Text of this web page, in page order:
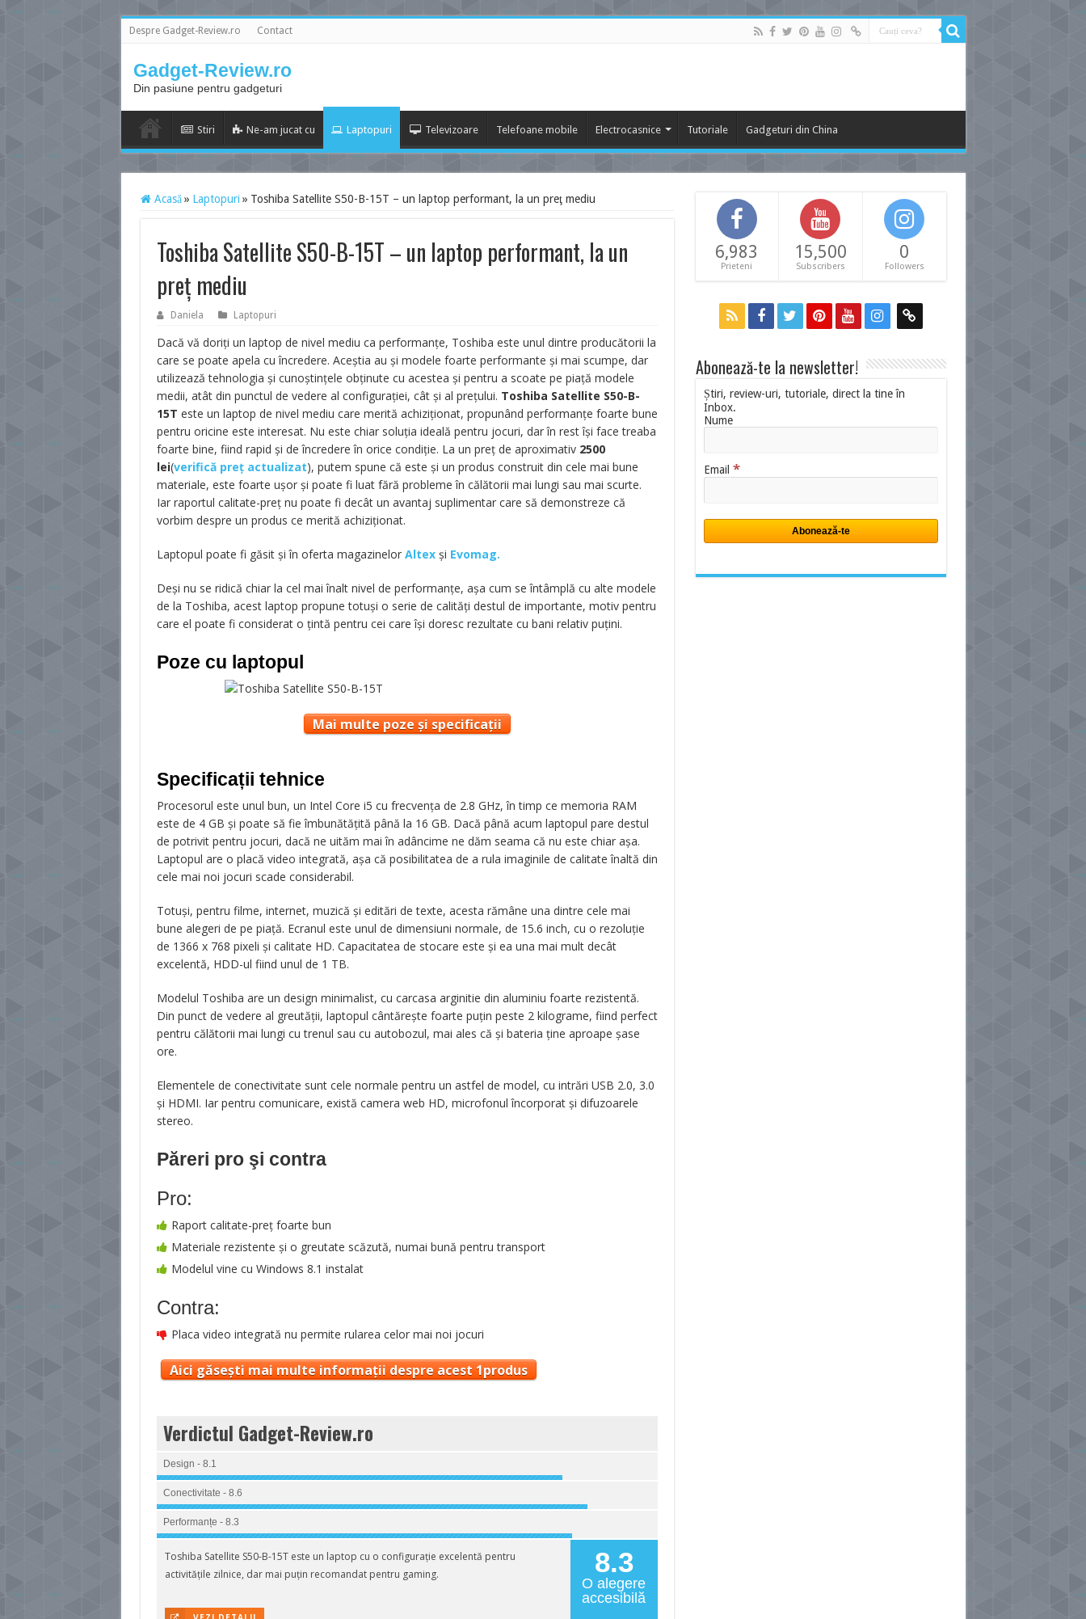
Despre Gadget-Review.ro Contact
Gadget-Review.ro
Din pasiune pentru gadgeturi
Stiri Ne-am jucat cu Laptopuri Televizoare Telefoane mobile Electrocasnice Tutoriale Gadgeturi din China
Acasă » Laptopuri » Toshiba Satellite S50-B-15T – un laptop performant, la un preţ mediu
Toshiba Satellite S50-B-15T – un laptop performant, la un
preţ mediu
Daniela Laptopuri
Dacă vă doriţi un laptop de nivel mediu ca performanţe, Toshiba este unul dintre producătorii la
care se poate apela cu încredere. Aceştia au şi modele foarte performante şi mai scumpe, dar
utilizează tehnologia şi cunoştinţele obţinute cu acestea şi pentru a scoate pe piaţă modele
medii, atât din punctul de vedere al configuraţiei, cât şi al preţului. Toshiba Satellite S50-B-
15T este un laptop de nivel mediu care merită achiziţionat, propunând performanţe foarte bune
pentru oricine este interesat. Nu este chiar soluţia ideală pentru jocuri, dar în rest îşi face treaba
foarte bine, fiind rapid şi de încredere în orice condiţie. La un preț de aproximativ 2500
lei(verifică preț actualizat), putem spune că este şi un produs construit din cele mai bune
materiale, este foarte uşor şi poate fi luat fără probleme în călătorii mai lungi sau mai scurte.
Iar raportul calitate-preţ nu poate fi decât un avantaj suplimentar care să demonstreze că
vorbim despre un produs ce merită achiziţionat.
Laptopul poate fi găsit și în oferta magazinelor Altexși Evomag.
Deşi nu se ridică chiar la cel mai înalt nivel de performanţe, aşa cum se întâmplă cu alte modele
de la Toshiba, acest laptop propune totuşi o serie de calităţi destul de importante, motiv pentru
care el poate fi considerat o ţintă pentru cei care îşi doresc rezultate cu bani relativ puţini.
Poze cu laptopul
Mai multe poze și specificații
Specificații tehnice
Procesorul este unul bun, un Intel Core i5 cu frecvenţa de 2.8 GHz, în timp ce memoria RAM
este de 4 GB şi poate să fie îmbunătăţită până la 16 GB. Dacă până acum laptopul pare destul
de potrivit pentru jocuri, dacă ne uităm mai în adâncime ne dăm seama că nu este chiar aşa.
Laptopul are o placă video integrată, aşa că posibilitatea de a rula imaginile de calitate înaltă din
cele mai noi jocuri scade considerabil.
Totuşi, pentru filme, internet, muzică şi editări de texte, acesta rămâne una dintre cele mai
bune alegeri de pe piaţă. Ecranul este unul de dimensiuni normale, de 15.6 inch, cu o rezoluţie
de 1366 x 768 pixeli şi calitate HD. Capacitatea de stocare este şi ea una mai mult decât
excelentă, HDD-ul fiind unul de 1 TB.
Modelul Toshiba are un design minimalist, cu carcasa arginitie din aluminiu foarte rezistentă.
Din punct de vedere al greutăţii, laptopul cântăreşte foarte puţin peste 2 kilograme, fiind perfect
pentru călătorii mai lungi cu trenul sau cu autobozul, mai ales că şi bateria ţine aproape şase
ore.
Elementele de conectivitate sunt cele normale pentru un astfel de model, cu intrări USB 2.0, 3.0
şi HDMI. Iar pentru comunicare, există camera web HD, microfonul încorporat şi difuzoarele
stereo.
Păreri pro şi contra
Pro:
Raport calitate-preţ foarte bun
Materiale rezistente şi o greutate scăzută, numai bună pentru transport
Modelul vine cu Windows 8.1 instalat
Contra:
Placa video integrată nu permite rularea celor mai noi jocuri
Aici găsești mai multe informații despre acest 1produs
Verdictul Gadget-Review.ro
Design - 8.1
Conectivitate - 8.6
Performanțe - 8.3
8.3
O alegere
accesibilă
Toshiba Satellite S50-B-15T este un laptop cu o configurație excelentă pentru
activitățile zilnice, dar mai puțin recomandat pentru gaming.
6,983
Prieteni
15,500
Subscribers
0
Followers
Abonează-te la newsletter!
Știri, review-uri, tutoriale, direct la tine în
Inbox.
Nume
Email *